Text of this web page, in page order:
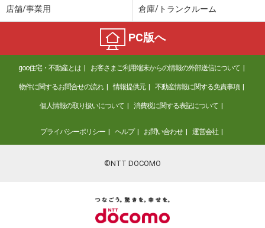
店舗/事業用 倉庫/トランクルーム
PC版へ
goo住宅・不動産とは お客さまご利用端末からの情報の外部送信について
物件に関するお問合せの流れ 情報提供元 不動産情報に関する免責事項
個人情報の取り扱いについて 消費税に関する表記について
プライバシーポリシー ヘルプ お問い合わせ 運営会社
©NTT DOCOMO